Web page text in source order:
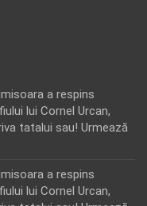
a respins
lui Cornel Urcan,
tatalui sau! Urmează
a respins
lui Cornel Urcan,